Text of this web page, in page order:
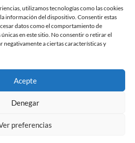
utilizamos tecnologías como las cookies
información del dispositivo. Consentir estas
datos como el comportamiento de
en este sitio. No consentir o retirar el
negativamente a ciertas características y
Acepte
Denegar
preferencias
Free Games
UPDATES
All rights reserved